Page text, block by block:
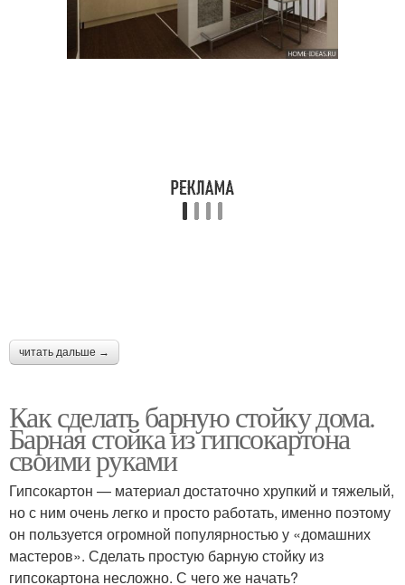
читать дальше →
Как сделать барную стойку дома.
Барная стойка из гипсокартона
своими руками
Гипсокартон — материал достаточно хрупкий и тяжелый,
но с ним очень легко и просто работать, именно поэтому
он пользуется огромной популярностью у «домашних
мастеров». Сделать простую барную стойку из
гипсокартона несложно. С чего же начать?